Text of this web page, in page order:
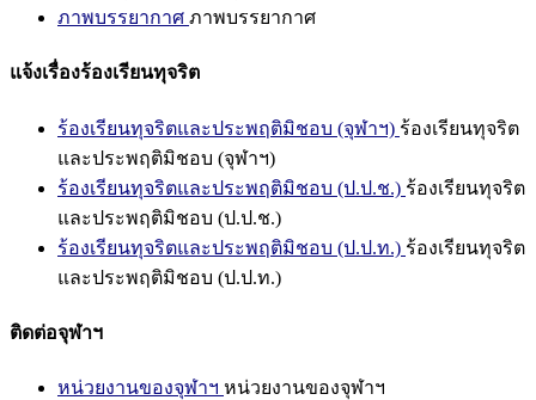
ภาพบรรยากาศ ภาพบรรยากาศ
แจ้งเรื่องร้องเรียนทุจริต
ร้องเรียนทุจริตและประพฤติมิชอบ (จุฬาฯ) ร้องเรียนทุจริต
และประพฤติมิชอบ (จุฬาฯ)
ร้องเรียนทุจริตและประพฤติมิชอบ (ป.ป.ช.) ร้องเรียนทุจริต
และประพฤติมิชอบ (ป.ป.ช.)
ร้องเรียนทุจริตและประพฤติมิชอบ (ป.ป.ท.) ร้องเรียนทุจริต
และประพฤติมิชอบ (ป.ป.ท.)
ติดต่อจุฬาฯ
หน่วยงานของจุฬาฯ หน่วยงานของจุฬาฯ